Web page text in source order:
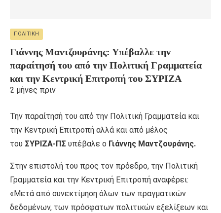
ΠΟΛΙΤΙΚΉ
Γιάννης Μαντζουράνης: Υπέβαλλε την
παραίτησή του από την Πολιτική Γραμματεία
και την Κεντρική Επιτροπή του ΣΥΡΙΖΑ
2 μήνες πριν
Την παραίτησή του από την Πολιτική Γραμματεία και
την Κεντρική Επιτροπή αλλά και από μέλος
του ΣΥΡΙΖΑ-ΠΣ υπέβαλε ο Γιάννης Μαντζουράνης.
Στην επιστολή του προς τον πρόεδρο, την Πολιτική
Γραμματεία και την Κεντρική Επιτροπή αναφέρει:
«Μετά από συνεκτίμηση όλων των πραγματικών
δεδομένων, των πρόσφατων πολιτικών εξελίξεων και